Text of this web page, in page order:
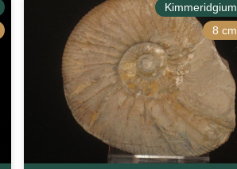
Kimmeridgium
8 cm